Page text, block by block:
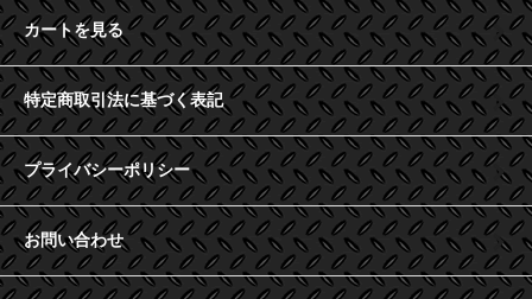
カートを見る
特定商取引法に基づく表記
プライバシーポリシー
お問い合わせ